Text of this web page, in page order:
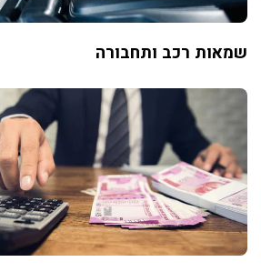
שמאות רכב ותחבורה